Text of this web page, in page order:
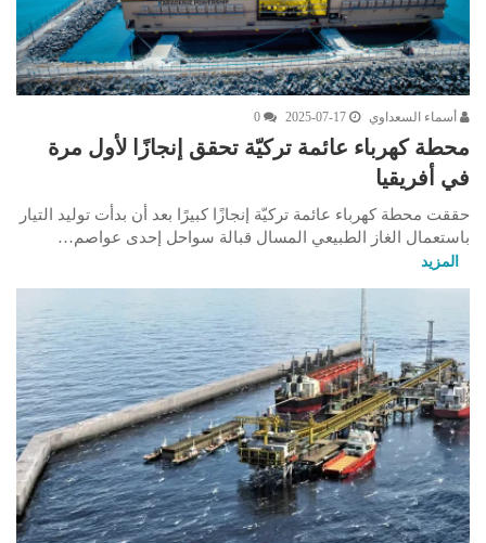
أسماء السعداوي 2025-07-17
0
محطة كهرباء عائمة تركيّة تحقق إنجازًا لأول مرة
في أفريقيا
حققت محطة كهرباء عائمة تركيّة إنجازًا كبيرًا بعد أن بدأت توليد التيار
باستعمال الغاز الطبيعي المسال قبالة سواحل إحدى عواصم…
المزيد